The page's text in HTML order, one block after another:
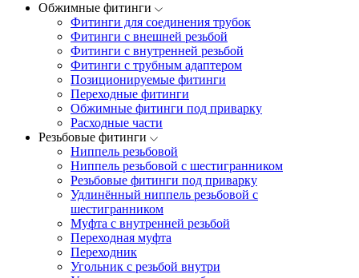
Обжимные фитинги
Фитинги для соединения трубок
Фитинги с внешней резьбой
Фитинги с внутренней резьбой
Фитинги с трубным адаптером
Позиционируемые фитинги
Переходные фитинги
Обжимные фитинги под приварку
Расходные части
Резьбовые фитинги
Ниппель резьбовой
Ниппель резьбовой с шестигранником
Резьбовые фитинги под приварку
Удлинённый ниппель резьбовой с
шестигранником
Муфта с внутренней резьбой
Переходная муфта
Переходник
Угольник с резьбой внутри